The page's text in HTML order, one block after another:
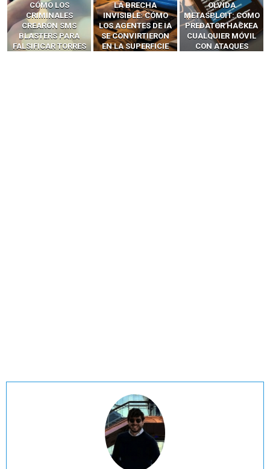
LA BRECHA
INVISIBLE: CÓMO
LOS AGENTES DE IA
SE CONVIRTIERON
EN LA SUPERFICIE
OLVIDA
METASPLOIT: CÓMO
PREDATOR HACKEA
CUALQUIER MÓVIL
CON ATAQUES
CÓMO LOS HACKERS
INTERCEPTAN OTPS
Y LLAMADAS
MÓVILES SIN
‘HACKEAR’ — EL